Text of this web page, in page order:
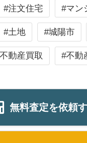
#注文住宅 #マン
#土地 #城陽市
動産買取 #不動
無料査定を依頼